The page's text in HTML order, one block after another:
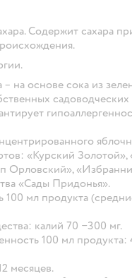
Содержит сахара
на основе сока из
садоводческих
«Курский Золотой»,
Орловский»,
«Сады Придонья».
мл продукта
калий 70 −300 мг.
100 мл продукта:
месяцев.